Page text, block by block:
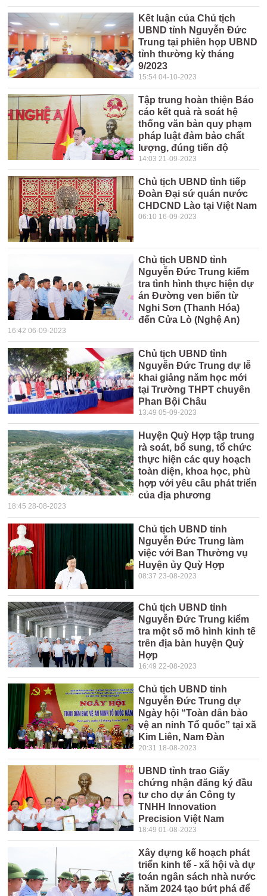
Kết luận của Chủ tịch
UBND tỉnh Nguyễn Đức
Trung tại phiên họp UBND
tỉnh thường kỳ tháng
9/2023
15:54 04-10-2023
Tập trung hoàn thiện Báo
cáo kết quả rà soát hệ
thống văn bản quy phạm
pháp luật đảm bảo chất
lượng, đúng tiến độ
14:03 21-09-2023
Chủ tịch UBND tỉnh tiếp
Đoàn Đại sứ quán nước
CHDCND Lào tại Việt Nam
06:10 16-09-2023
Chủ tịch UBND tỉnh
Nguyễn Đức Trung kiểm
tra tình hình thực hiện dự
án Đường ven biển từ
Nghi Sơn (Thanh Hóa)
đến Cửa Lò (Nghệ An)
16:42 06-09-2023
Chủ tịch UBND tỉnh
Nguyễn Đức Trung dự lễ
khai giảng năm học mới
tại Trường THPT chuyên
Phan Bội Châu
13:49 05-09-2023
Huyện Quỳ Hợp tập trung
rà soát, bổ sung, tổ chức
thực hiện các quy hoạch
toàn diện, khoa học, phù
hợp với yêu cầu phát triển
của địa phương
18:45 28-08-2023
Chủ tịch UBND tỉnh
Nguyễn Đức Trung làm
việc với Ban Thường vụ
Huyện ủy Quỳ Hợp
08:37 23-08-2023
Chủ tịch UBND tỉnh
Nguyễn Đức Trung kiểm
tra một số mô hình kinh tế
trên địa bàn huyện Quỳ
Hợp
16:49 22-08-2023
Chủ tịch UBND tỉnh
Nguyễn Đức Trung dự
Ngày hội “Toàn dân bảo
vệ an ninh Tổ quốc” tại xã
Kim Liên, Nam Đàn
20:31 18-08-2023
UBND tỉnh trao Giấy
chứng nhận đăng ký đầu
tư cho dự án Công ty
TNHH Innovation
Precision Việt Nam
18:49 01-08-2023
Xây dựng kế hoạch phát
triển kinh tế - xã hội và dự
toán ngân sách nhà nước
năm 2024 tạo bứt phá để